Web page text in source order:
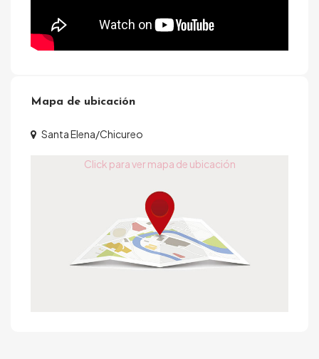
Mapa de ubicación
Santa Elena/Chicureo
Click para ver mapa de ubicación